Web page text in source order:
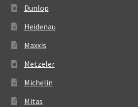
Dunlop
Heidenau
Maxxis
Metzeler
Michelin
Mitas